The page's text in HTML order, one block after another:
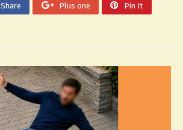
Share Plus one Pin It